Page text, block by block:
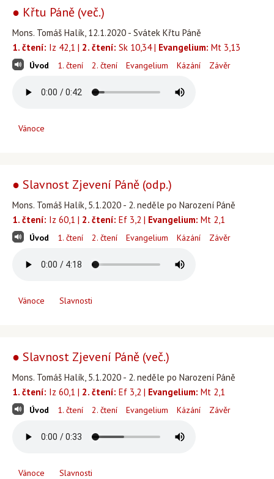
● Křtu Páně (več.)
Mons. Tomáš Halík, 12.1.2020 - Svátek Křtu Páně
1. čtení: Iz 42,1 | 2. čtení: Sk 10,34 | Evangelium: Mt 3,13
Úvod 1. čtení 2. čtení Evangelium Kázání Závěr
Vánoce
● Slavnost Zjevení Páně (odp.)
Mons. Tomáš Halík, 5.1.2020 - 2. neděle po Narození Páně
1. čtení: Iz 60,1 | 2. čtení: Ef 3,2 | Evangelium: Mt 2,1
Úvod 1. čtení 2. čtení Evangelium Kázání Závěr
Vánoce Slavnosti
● Slavnost Zjevení Páně (več.)
Mons. Tomáš Halík, 5.1.2020 - 2. neděle po Narození Páně
1. čtení: Iz 60,1 | 2. čtení: Ef 3,2 | Evangelium: Mt 2,1
Úvod 1. čtení 2. čtení Evangelium Kázání Závěr
Vánoce Slavnosti